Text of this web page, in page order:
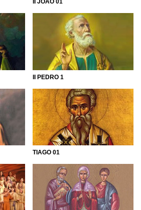
II JOÃO 01
II PEDRO 1
TIAGO 01